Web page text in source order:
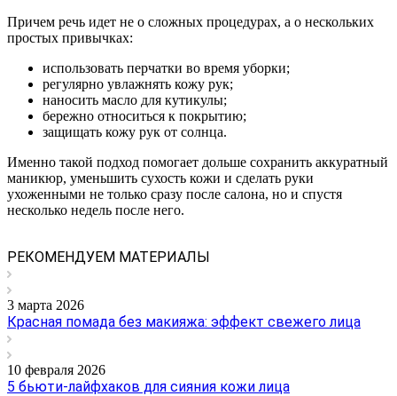
Причем речь идет не о сложных процедурах, а о нескольких
простых привычках:
использовать перчатки во время уборки;
регулярно увлажнять кожу рук;
наносить масло для кутикулы;
бережно относиться к покрытию;
защищать кожу рук от солнца.
Именно такой подход помогает дольше сохранить аккуратный
маникюр, уменьшить сухость кожи и сделать руки
ухоженными не только сразу после салона, но и спустя
несколько недель после него.
РЕКОМЕНДУЕМ МАТЕРИАЛЫ
3 марта 2026
Красная помада без макияжа: эффект свежего лица
10 февраля 2026
5 бьюти-лайфхаков для сияния кожи лица